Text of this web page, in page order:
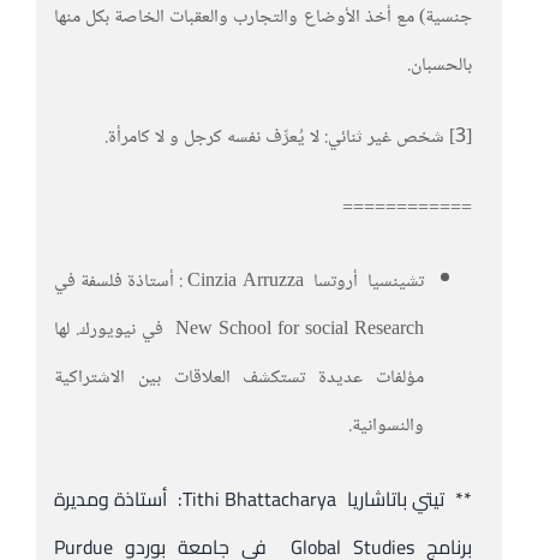
جنسية) مع أخذ الأوضاع والتجارب والعقبات الخاصة بكل منها
بالحسبان.
[3] شخص غير ثنائي: لا يُعرِّف نفسه كرجل و لا كامرأة.
============
تشينسيا أروتسا
Cinzia Arruzza : أستاذة فلسفة في
New School for social Research في نيويورك. لها
مؤلفات عديدة تستكشف العلاقات بين الاشتراكية
والنسوانية.
** تيتي باتاشاريا
Tithi Bhattacharya: أستاذة ومديرة
برنامج Global Studies في جامعة بوردو Purdue